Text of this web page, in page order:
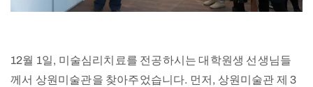
12월 1일, 미술심리치료를 전공하시는 대학원생 선생님들
께서 상원미술관을 찾아주었습니다. 먼저, 상원미술관 제 3